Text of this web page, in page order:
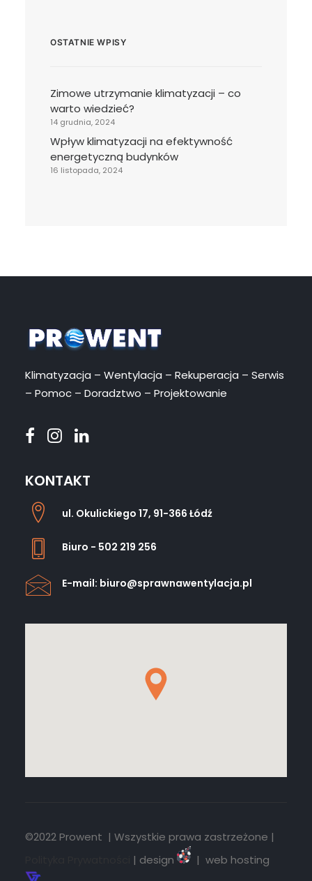
OSTATNIE WPISY
Zimowe utrzymanie klimatyzacji – co
warto wiedzieć?
14 grudnia, 2024
Wpływ klimatyzacji na efektywność
energetyczną budynków
16 listopada, 2024
Klimatyzacja – Wentylacja – Rekuperacja – Serwis
– Pomoc – Doradztwo – Projektowanie
KONTAKT
ul. Okulickiego 17, 91-366 Łódź
Biuro - 502 219 256
E-mail: biuro@sprawnawentylacja.pl
©2022 Prowent | Wszystkie prawa zastrzeżone |
| design | web hosting